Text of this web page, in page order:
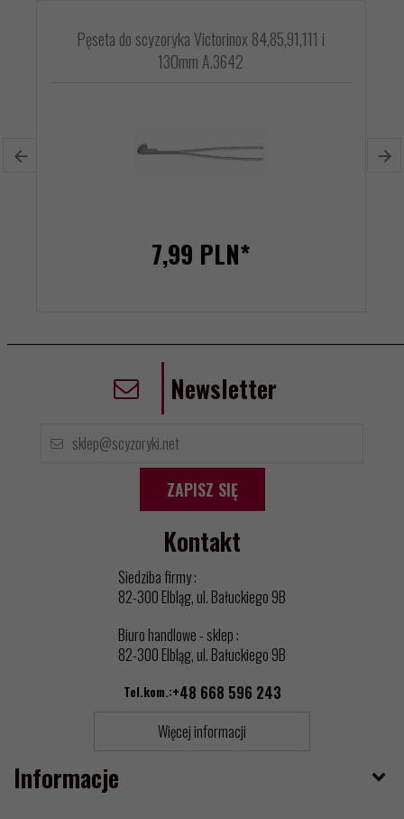
Pęseta do scyzoryka Victorinox 84,85,91,111 i
130mm A.3642
7,99 PLN*
Informacje
Newsletter
ZAPISZ SIĘ
Kontakt
Siedziba firmy :
82-300 Elbląg, ul. Bałuckiego 9B
Biuro handlowe - sklep :
82-300 Elbląg, ul. Bałuckiego 9B
Tel.kom.:+48 668 596 243
Więcej informacji